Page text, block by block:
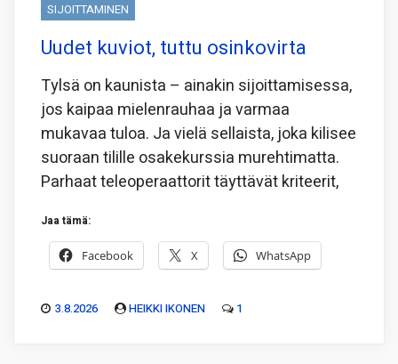
SIJOITTAMINEN
Uudet kuviot, tuttu osinkovirta
Tylsä on kaunista – ainakin sijoittamisessa,
jos kaipaa mielenrauhaa ja varmaa
mukavaa tuloa. Ja vielä sellaista, joka kilisee
suoraan tilille osakekurssia murehtimatta.
Parhaat teleoperaattorit täyttävät kriteerit,
Jaa tämä:
Facebook X WhatsApp
3.8.2026 HEIKKI IKONEN 1